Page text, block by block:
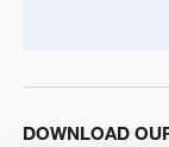
DOWNLOAD